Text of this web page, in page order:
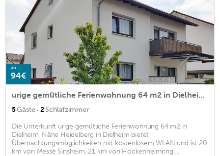
ab
94€
urige gemütliche Ferienwohnung 64 m2 in Dielheim, Nähe Heidelberg
5Gäste · 2Schlafzimmer
Die Unterkunft urige gemütliche Ferienwohnung 64 m2 in
Dielheim, Nähe Heidelberg in Dielheim bietet
Übernachtungsmöglichkeiten mit kostenlosem WLAN und ist 20
km von Messe Sinsheim, 21 km von Hockenheimring ...